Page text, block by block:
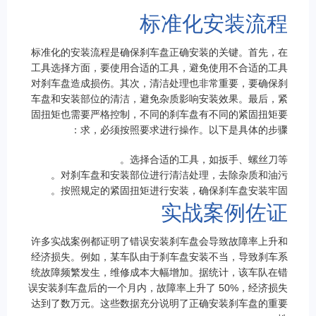
标准化安装流程
标准化的安装流程是确保刹车盘正确安装的关键。首先，在
工具选择方面，要使用合适的工具，避免使用不合适的工具
对刹车盘造成损伤。其次，清洁处理也非常重要，要确保刹
车盘和安装部位的清洁，避免杂质影响安装效果。最后，紧
固扭矩也需要严格控制，不同的刹车盘有不同的紧固扭矩要
求，必须按照要求进行操作。以下是具体的步骤：
选择合适的工具，如扳手、螺丝刀等。
对刹车盘和安装部位进行清洁处理，去除杂质和油污。
按照规定的紧固扭矩进行安装，确保刹车盘安装牢固。
实战案例佐证
许多实战案例都证明了错误安装刹车盘会导致故障率上升和
经济损失。例如，某车队由于刹车盘安装不当，导致刹车系
统故障频繁发生，维修成本大幅增加。据统计，该车队在错
误安装刹车盘后的一个月内，故障率上升了 50%，经济损失
达到了数万元。这些数据充分说明了正确安装刹车盘的重要